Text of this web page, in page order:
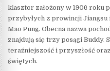
klasztor założony w 1906 roku
przybyłych z prowincji Jiangsu
Mao Pung. Obecna nazwa
znajdują się trzy posągi Buddy.
teraźniejszość i przyszłość
świętych.